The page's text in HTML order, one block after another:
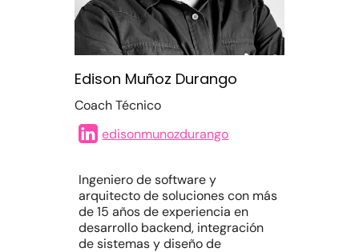
Edison Muñoz Durango
Coach Técnico
edisonmunozdurango
Ingeniero de software y
arquitecto de soluciones con más
de 15 años de experiencia en
desarrollo backend, integración
de sistemas y diseño de